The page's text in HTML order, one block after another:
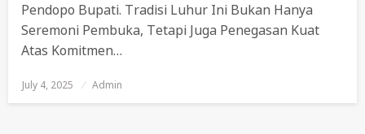
Pendopo Bupati. Tradisi Luhur Ini Bukan Hanya
Seremoni Pembuka, Tetapi Juga Penegasan Kuat
Atas Komitmen…
Posted
On
July 4, 2025 Admin